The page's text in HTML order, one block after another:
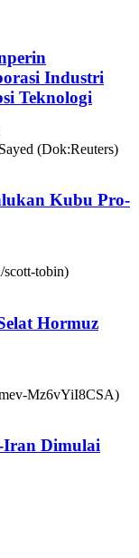
Industri
Teknologi
Kubu Pro-
Hormuz
Iran Dimulai